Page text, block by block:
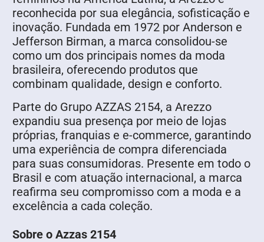
reconhecida por sua elegância, sofisticação e
inovação. Fundada em 1972 por Anderson e
Jefferson Birman, a marca consolidou-se
como um dos principais nomes da moda
brasileira, oferecendo produtos que
combinam qualidade, design e conforto.
Parte do Grupo AZZAS 2154, a Arezzo
expandiu sua presença por meio de lojas
próprias, franquias e e-commerce, garantindo
uma experiência de compra diferenciada
para suas consumidoras. Presente em todo o
Brasil e com atuação internacional, a marca
reafirma seu compromisso com a moda e a
excelência a cada coleção.
Sobre o Azzas 2154